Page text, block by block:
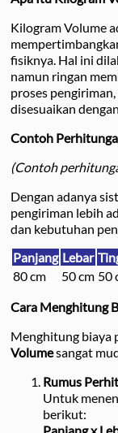
Kilogram Volume
fisiknya. Hal ini
namun ringan
proses
disesuaikan
Contoh
(Contoh
Dengan adanya
pengiriman lebih
dan kebutuhan
Panjang Lebar
80 cm
50 cm 50
Cara Menghitung
Menghitung biaya
Volumesangat
Rumus
Untuk
berikut: